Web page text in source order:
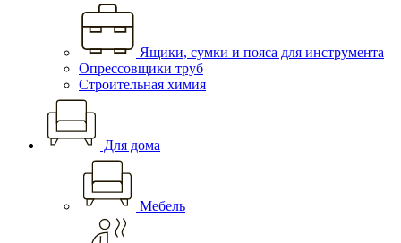
Ящики, сумки и пояса для инструмента
Опрессовщики труб
Строительная химия
Для дома
Мебель